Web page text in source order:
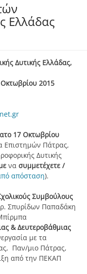
Ελλάδας
Δυτικής Ελλάδας,
2015
17 Οκτωβρίου
Επιστημών Πάτρας,
Δυτικής
να συμμετέχετε /
απόσταση).
Συμβούλους
Σπυρίδων Παπαδάκη
& Δευτεροβάθμιας
με τα
Παν/μιο Πάτρας,
από την ΠΕΚΑΠ